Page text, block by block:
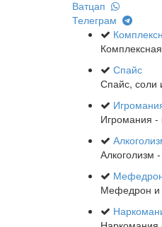
Ватцап
Телеграм
Спайс
Спайс, соли
Игромания -
Алкоголизм
Мефедрон и